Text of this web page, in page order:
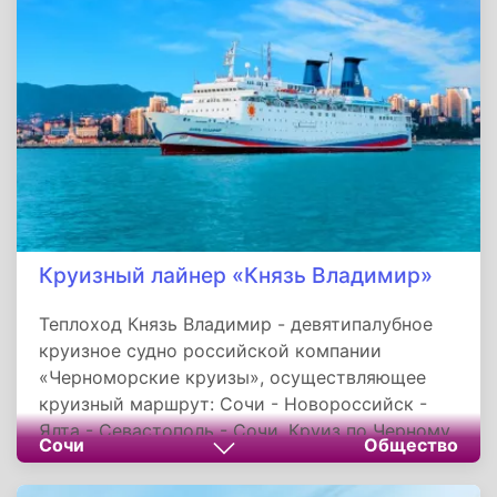
Круизный лайнер «Князь Владимир»
Теплоход Князь Владимир - девятипалубное
круизное судно российской компании
«Черноморские круизы», осуществляющее
круизный маршрут: Сочи - Новороссийск -
Ялта - Севастополь - Сочи. Круиз по Черному
морю длится 7/8 дней и посадка возможно в
любом порту. Порт приписки - Сочи. На
Сочи Общество